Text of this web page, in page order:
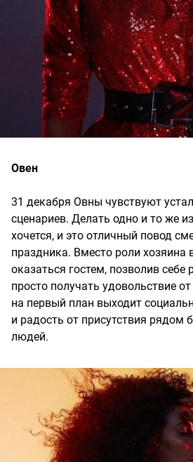
Овен
31 декабря Овны чувствуют
сценариев. Делать одно и то же
хочется, и это отличный повод
праздника. Вместо роли хозяина
оказаться гостем, позволив себе
просто получать удовольствие
на первый план выходит
и радость от присутствия рядом
людей.